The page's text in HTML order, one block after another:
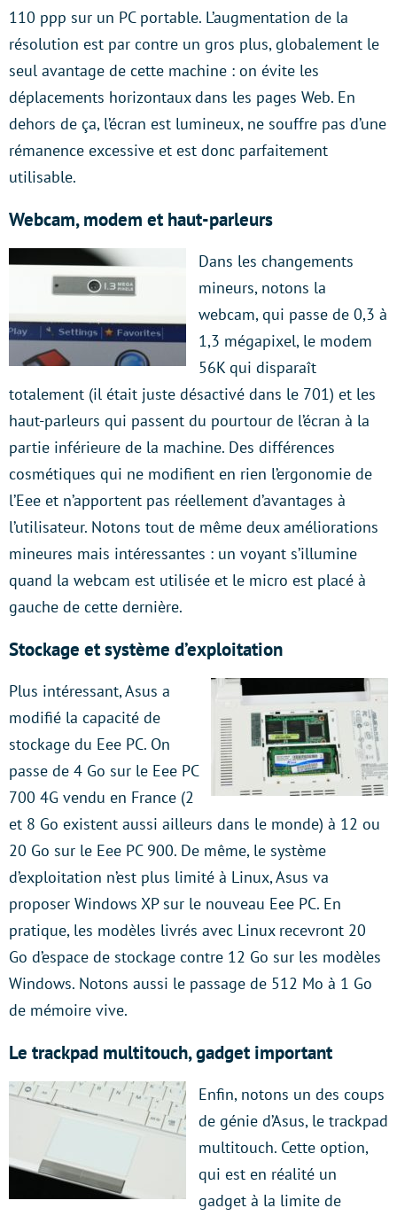
110 ppp sur un PC portable. L’augmentation de la
résolution est par contre un gros plus, globalement le
seul avantage de cette machine : on évite les
déplacements horizontaux dans les pages Web. En
dehors de ça, l’écran est lumineux, ne souffre pas d’une
rémanence excessive et est donc parfaitement
utilisable.
Webcam, modem et haut-parleurs
Dans les changements
mineurs, notons la
webcam, qui passe de 0,3 à
1,3 mégapixel, le modem
56K qui disparaît
totalement (il était juste désactivé dans le 701) et les
haut-parleurs qui passent du pourtour de l’écran à la
partie inférieure de la machine. Des différences
cosmétiques qui ne modifient en rien l’ergonomie de
l’Eee et n’apportent pas réellement d’avantages à
l’utilisateur. Notons tout de même deux améliorations
mineures mais intéressantes : un voyant s’illumine
quand la webcam est utilisée et le micro est placé à
gauche de cette dernière.
Stockage et système d’exploitation
Plus intéressant, Asus a
modifié la capacité de
stockage du Eee PC. On
passe de 4 Go sur le Eee PC
700 4G vendu en France (2
et 8 Go existent aussi ailleurs dans le monde) à 12 ou
20 Go sur le Eee PC 900. De même, le système
d’exploitation n’est plus limité à Linux, Asus va
proposer Windows XP sur le nouveau Eee PC. En
pratique, les modèles livrés avec Linux recevront 20
Go d’espace de stockage contre 12 Go sur les modèles
Windows. Notons aussi le passage de 512 Mo à 1 Go
de mémoire vive.
Le trackpad multitouch, gadget important
Enfin, notons un des coups
de génie d’Asus, le trackpad
multitouch. Cette option,
qui est en réalité un
gadget à la limite de